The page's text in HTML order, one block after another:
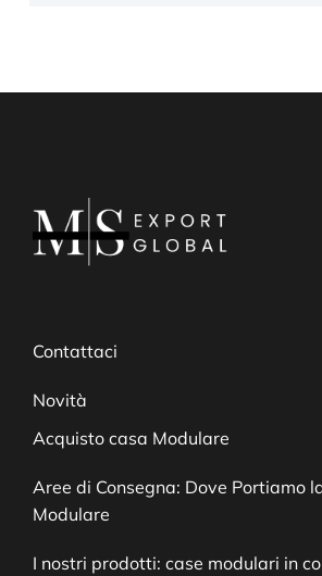
Contattaci
Novità
Acquisto casa Modulare
Aree di Consegna: Dove Portiamo
Modulare
I nostri prodotti: case modulari in